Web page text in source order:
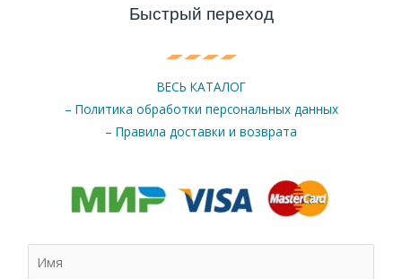
Быстрый переход
ВЕСЬ КАТАЛОГ
– Политика обработки персональных данных
– Правила доставки и возврата